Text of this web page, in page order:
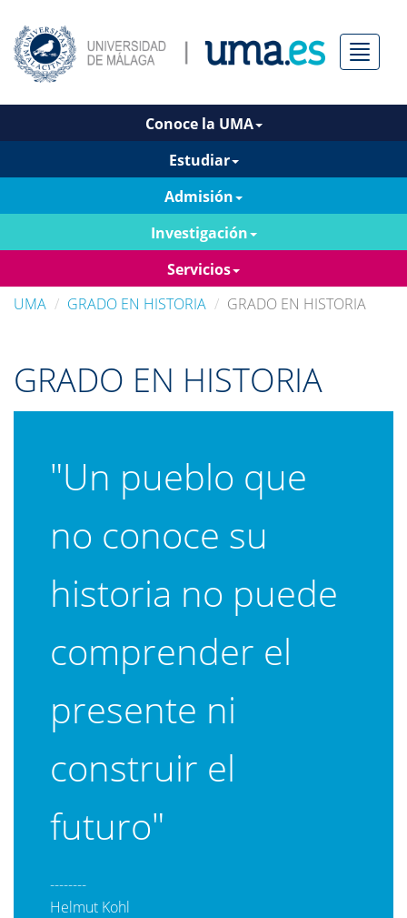
Menú
Conoce la UMA
Estudiar
Admisión
Investigación
Servicios
UMA
GRADO EN HISTORIA GRADO EN HISTORIA
GRADO EN HISTORIA
"Un pueblo que
no conoce su
historia no puede
comprender el
presente ni
construir el
futuro"
--------
Helmut Kohl